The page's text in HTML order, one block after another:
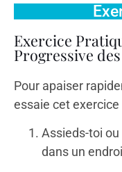
Exercice
Progressive
Pour apaiser
essaie cet
Assieds-toi
dans un